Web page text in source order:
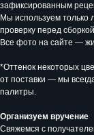
зафиксированным
Мы используем
проверку перед
Все фото на сайте —
*Оттенок некоторых
от поставки — мы
палитры.
Организуем вручение
Свяжемся с